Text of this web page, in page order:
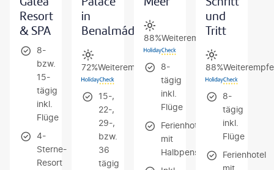
Resort
& SPA
8-
bzw.
15-
tägig
inkl.
Flüge
4-
Sterne-
Resort
in
Benalmádena
Weiterempfehlung
72%
15-,
22-,
29-,
bzw.
36
tägig
Weiterempfehlung
88%
8-
tägig
inkl.
Flüge
Ferienhotel
mit
Halbpension
und
Tritt
88%
8-
tägig
inkl.
Flüge
Ferienhotel
mit